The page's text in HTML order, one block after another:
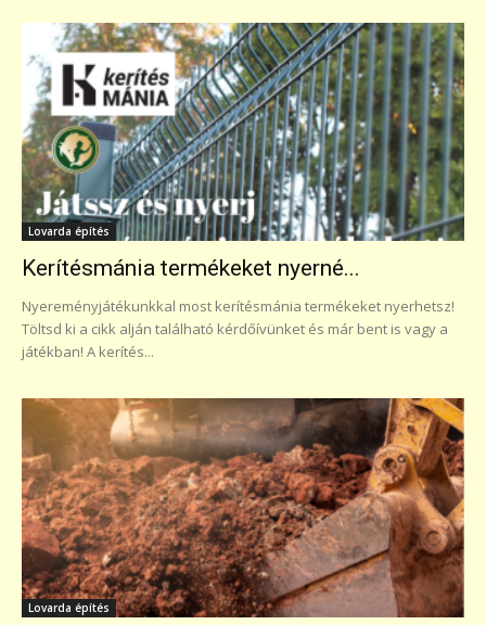
Lovarda építés
Kerítésmánia termékeket nyerné...
Nyereményjátékunkkal most kerítésmánia termékeket nyerhetsz!
Töltsd ki a cikk alján található kérdőívünket és már bent is vagy a
játékban! A kerítés...
Lovarda építés